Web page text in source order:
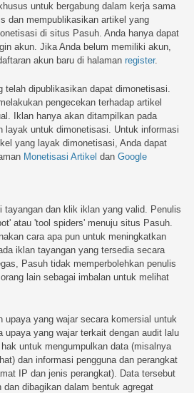
untuk bergabung dalam kerja sama
dan mempublikasikan artikel yang
di situs Pasuh. Anda hanya dapat
akun. Jika Anda belum memiliki akun,
akun baru di halamanregister.
telah dipublikasikan dapat dimonetisasi.
pengecekan terhadap artikel
Iklan hanya akan ditampilkan pada
layak untuk dimonetisasi. Untuk informasi
yang layak dimonetisasi, Anda dapat
Monetisasi Artikel danGoogle
tayangan dan klik iklan yang valid. Penulis
atau 'tool spiders' menuju situs Pasuh.
cara apa pun untuk meningkatkan
iklan tayangan yang tersedia secara
Pasuh tidak memperbolehkan penulis
lain sebagai imbalan untuk melihat
upaya yang wajar secara komersial untuk
upaya yang wajar terkait dengan audit lalu
untuk mengumpulkan data (misalnya
dan informasi pengguna dan perangkat
IP dan jenis perangkat). Data tersebut
dibagikan dalam bentuk agregat